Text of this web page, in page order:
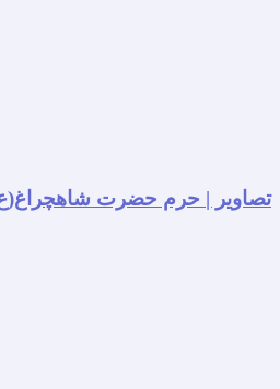
تصاویر | حرم حضرت شاهچراغ(ع)،